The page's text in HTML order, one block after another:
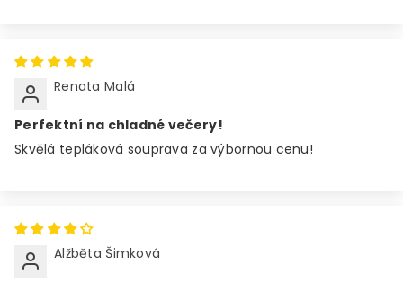
Renata Malá
Perfektní na chladné večery!
Skvělá tepláková souprava za výbornou cenu!
Alžběta Šimková